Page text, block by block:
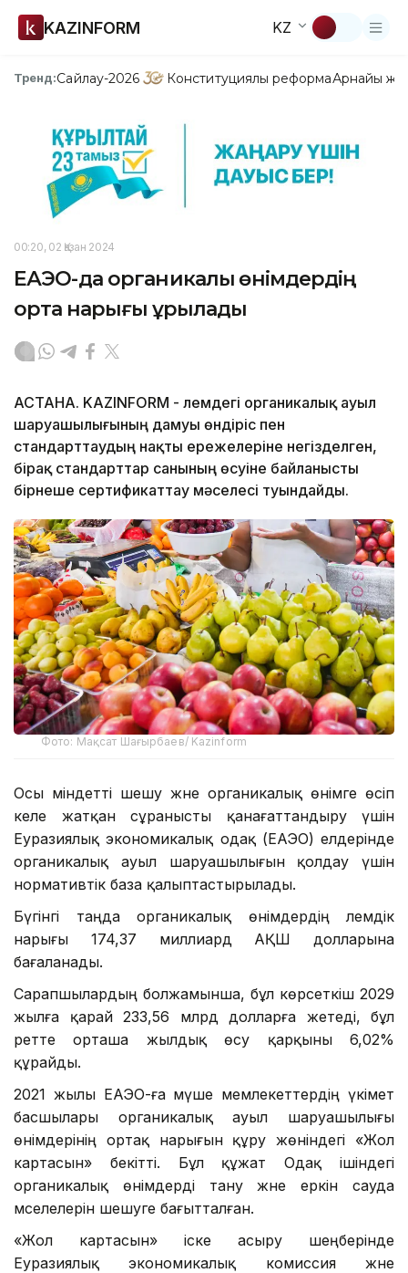
KAZINFORM KZ
Тренд:Сайлау-2026 Конституциялық реформаАрнайы
00:20, 02 Қазан 2024
ЕАЭО-да органикалық өнімдердің
ортақ нарығы құрылады
АСТАНА. KAZINFORM - Әлемдегі органикалық ауыл
шаруашылығының дамуы өндіріс пен
стандарттаудың нақты ережелеріне негізделген,
бірақ стандарттар санының өсуіне байланысты
бірнеше сертификаттау мәселесі туындайды.
Фото: Мақсат Шағырбаев/ Kazinform
Осы міндетті шешу және органикалық өнімге өсіп
келе жатқан сұранысты қанағаттандыру үшін
Еуразиялық экономикалық одақ (ЕАЭО) елдерінде
органикалық ауыл шаруашылығын қолдау үшін
нормативтік база қалыптастырылады.
Бүгінгі таңда органикалық өнімдердің әлемдік
нарығы 174,37 миллиард АҚШ долларына
бағаланады.
Сарапшылардың болжамынша, бұл көрсеткіш 2029
жылға қарай 233,56 млрд долларға жетеді, бұл
ретте орташа жылдық өсу қарқыны 6,02%
құрайды.
2021 жылы ЕАЭО-ға мүше мемлекеттердің үкімет
басшылары органикалық ауыл шаруашылығы
өнімдерінің ортақ нарығын құру жөніндегі «Жол
картасын» бекітті. Бұл құжат Одақ ішіндегі
органикалық өнімдерді тану және еркін сауда
мәселелерін шешуге бағытталған.
«Жол картасын» іске асыру шеңберінде
Еуразиялық экономикалық комиссия және